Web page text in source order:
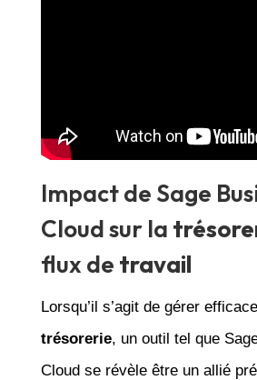
Impact de Sage
Cloud sur la
flux de travail
Lorsqu’il s’agit de gérer
trésorerie, un outil tel que
Cloud se révèle être un allié